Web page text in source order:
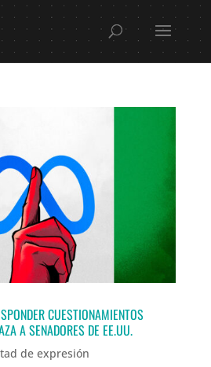
CUESTIONAMIENTOS
A SENADORES DE EE.UU.
de expresión